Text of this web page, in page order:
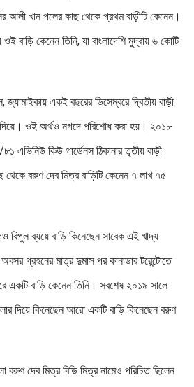
আলী খান পলের কাছ থেকে প্রথম বাড়ীটি কেনেন।
বাড়ি কেনেন তিনি, যা বাংলাদেশি মুদ্রায় ৬ কোটি
একই বছরের ডিসেম্বরে দ্বিতীয় বাড়ী
ওই অর্থও নগদে পরিশোধ করা হয়। ২০১৮
এভিনিউ কিউ গার্ডেনস ঠিকানার তৃতীয় বাড়ী
থেকে বরুণ দেব মিত্র বাড়িটি কেনেন ৭ লাখ ৭৫
বিপুল ব্যয়ে বাড়ি কিনেছেন সাবেক এই খাদ্য
গ্রহনের মাত্র দুমাস পর কানাডার টরেন্টোতে
একটি বাড়ি কেনেন তিনি। সবশেষ ২০১৯ সালে
দিয়ে কিনেছেন আরো একটি বাড়ি কিনেছেন বরুণ
বরুণ দেব মিত্র বিডি মিত্র নামেও পরিচিত ছিলেন